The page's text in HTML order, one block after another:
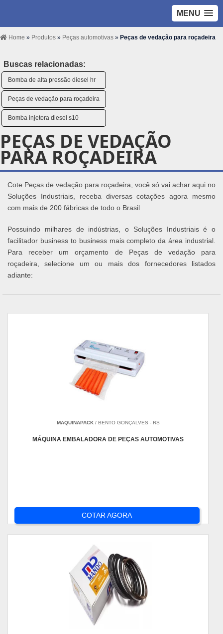
MENU
Home » Produtos » Peças automotivas » Peças de vedação para roçadeira
Buscas relacionadas:
Bomba de alta pressão diesel hr
Peças de vedação para roçadeira
Bomba injetora diesel s10
PEÇAS DE VEDAÇÃO
PARA ROÇADEIRA
Cote Peças de vedação para roçadeira, você só vai achar aqui no
Soluções Industriais, receba diversas cotações agora mesmo
com mais de 200 fábricas de todo o Brasil
Possuindo milhares de indústrias, o Soluções Industriais é o
facilitador business to business mais completo da área industrial.
Para receber um orçamento de Peças de vedação para
roçadeira, selecione um ou mais dos fornecedores listados
adiante:
MAQUINAPACK/ BENTO GONÇALVES - RS
MÁQUINA EMBALADORA DE PEÇAS AUTOMOTIVAS
COTAR AGORA